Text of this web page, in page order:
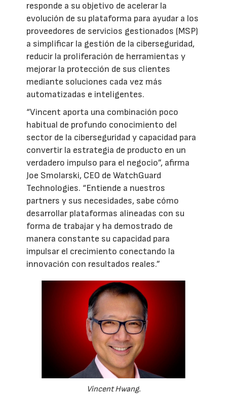
responde a su objetivo de acelerar la
evolución de su plataforma para ayudar a los
proveedores de servicios gestionados (MSP)
a simplificar la gestión de la ciberseguridad,
reducir la proliferación de herramientas y
mejorar la protección de sus clientes
mediante soluciones cada vez más
automatizadas e inteligentes.
“Vincent aporta una combinación poco
habitual de profundo conocimiento del
sector de la ciberseguridad y capacidad para
convertir la estrategia de producto en un
verdadero impulso para el negocio”, afirma
Joe Smolarski, CEO de WatchGuard
Technologies. “Entiende a nuestros
partners y sus necesidades, sabe cómo
desarrollar plataformas alineadas con su
forma de trabajar y ha demostrado de
manera constante su capacidad para
impulsar el crecimiento conectando la
innovación con resultados reales.”
Vincent Hwang.